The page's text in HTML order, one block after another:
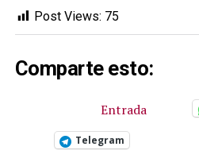
Post Views: 75
Comparte esto:
Entrada
Telegram